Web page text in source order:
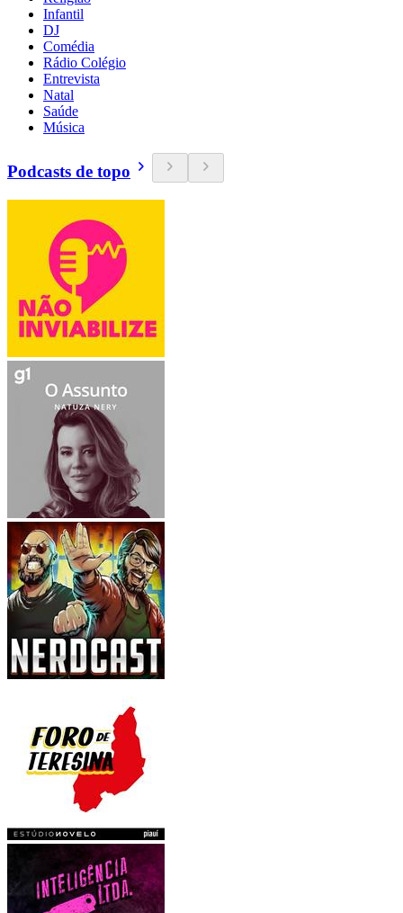
Infantil
DJ
Comédia
Rádio Colégio
Entrevista
Natal
Saúde
Música
Podcasts de topo